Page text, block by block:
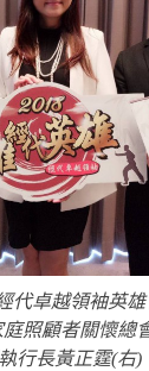
代卓越領袖英
照顧者關懷總
行長黃正霆(右)